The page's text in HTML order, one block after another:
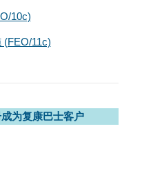
10c)
(FEO/11c)
为复康巴士客户